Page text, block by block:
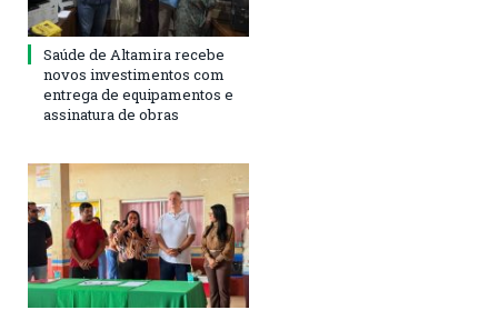
Saúde de Altamira recebe
novos investimentos com
entrega de equipamentos e
assinatura de obras